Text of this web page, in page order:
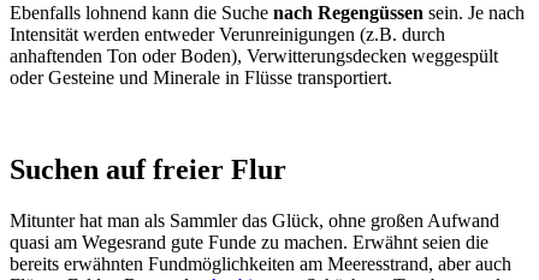
Ebenfalls lohnend kann die Suche nach Regengüssen sein. Je nach
Intensität werden entweder Verunreinigungen (z.B. durch
anhaftenden Ton oder Boden), Verwitterungsdecken weggespült
oder Gesteine und Minerale in Flüsse transportiert.
Suchen auf freier Flur
Mitunter hat man als Sammler das Glück, ohne großen Aufwand
quasi am Wegesrand gute Funde zu machen. Erwähnt seien die
bereits erwähnten Fundmöglichkeiten am Meeresstrand, aber auch